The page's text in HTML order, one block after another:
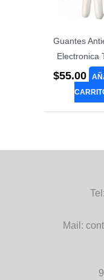
Guantes
Electronica
$55.00
Mail: